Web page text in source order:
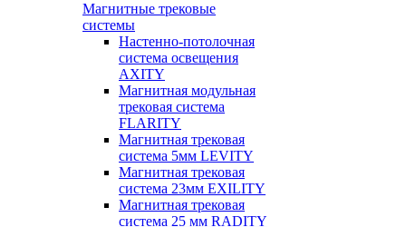
Магнитные трековые
системы
Настенно-потолочная
система освещения
AXITY
Магнитная модульная
трековая система
FLARITY
Магнитная трековая
система 5мм LEVITY
Магнитная трековая
система 23мм EXILITY
Магнитная трековая
система 25 мм RADITY